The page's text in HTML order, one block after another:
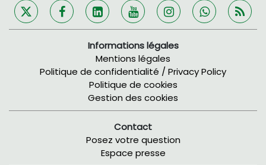
Informations légales
Mentions légales
Politique de confidentialité / Privacy Policy
Politique de cookies
Gestion des cookies
Contact
Posez votre question
Espace presse